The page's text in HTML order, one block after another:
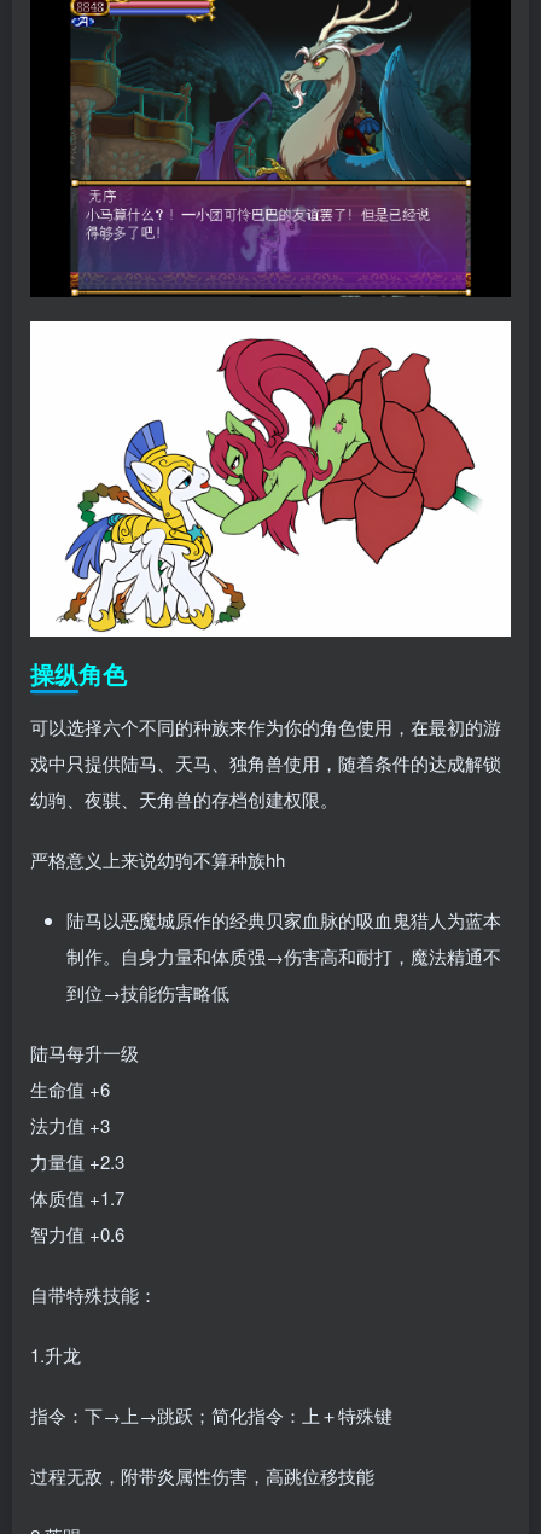
操纵角色
可以选择六个不同的种族来作为你的角色使用，在最初的游
戏中只提供陆马、天马、独角兽使用，随着条件的达成解锁
幼驹、夜骐、天角兽的存档创建权限。
严格意义上来说幼驹不算种族hh
陆马以恶魔城原作的经典贝家血脉的吸血鬼猎人为蓝本
制作。自身力量和体质强→伤害高和耐打，魔法精通不
到位→技能伤害略低
陆马每升一级
生命值 +6
法力值 +3
力量值 +2.3
体质值 +1.7
智力值 +0.6
自带特殊技能：
1.升龙
指令：下→上→跳跃；简化指令：上＋特殊键
过程无敌，附带炎属性伤害，高跳位移技能